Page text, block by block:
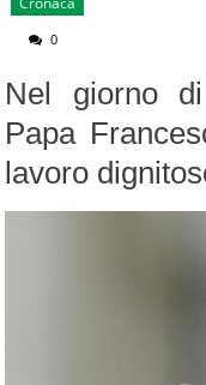
0
Nel giorno
Papa
lavoro